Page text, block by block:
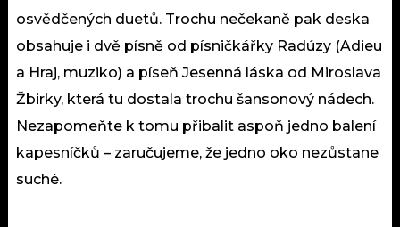
osvědčených duetů. Trochu nečekaně pak deska
obsahuje i dvě písně od písničkářky Radúzy (Adieu
a Hraj, muziko) a píseň Jesenná láska od Miroslava
Žbirky, která tu dostala trochu šansonový nádech.
Nezapomeňte k tomu přibalit aspoň jedno balení
kapesníčků – zaručujeme, že jedno oko nezůstane
suché.